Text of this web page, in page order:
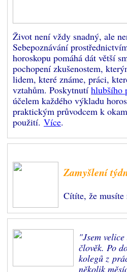
Život není vždy snadný, ale
Sebepoznávání
horoskopu pomáhá dát větší
pochopení zkušenostem,
lidem, které známe, práci,
vztahům. Poskytnutí hlubšího
účelem každého výkladu
praktickým průvodcem k
použití. Více.
Zamyšlení
Cítíte, že musíte
"Jsem
člověk. Po
kolegů z
několik